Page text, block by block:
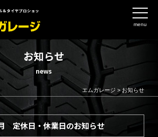
＆タイヤプロショッ
menu
お知らせ
news
エムガレージ >お知らせ
定休日・休業日のお知らせ